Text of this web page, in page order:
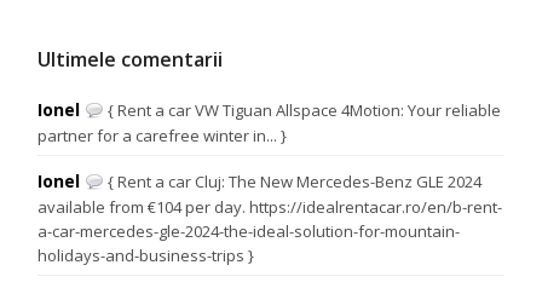
Ultimele comentarii
Ionel
{ Rent a car VW Tiguan Allspace 4Motion: Your reliable
partner for a carefree winter in... }
Ionel
{ Rent a car Cluj: The New Mercedes-Benz GLE 2024
available from €104 per day. https://idealrentacar.ro/en/b-rent-
a-car-mercedes-gle-2024-the-ideal-solution-for-mountain-
holidays-and-business-trips }